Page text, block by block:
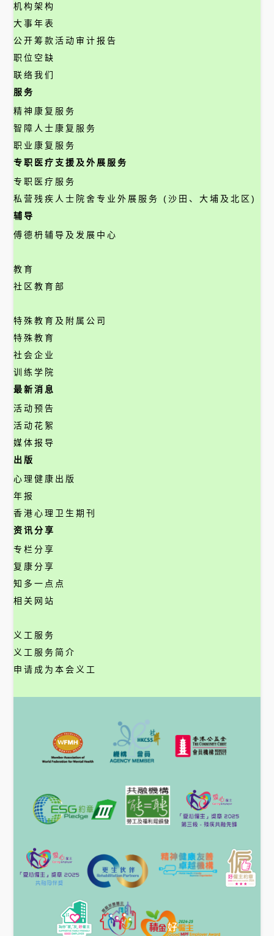
机构架构
大事年表
公开筹款活动审计报告
职位空缺
联络我们
服务
精神康复服务
智障人士康复服务
职业康复服务
专职医疗支援及外展服务
专职医疗服务
私营残疾人士院舍专业外展服务 (沙田、大埔及北区)
辅导
傅德枬辅导及发展中心
教育
社区教育部
特殊教育及附属公司
特殊教育
社会企业
训练学院
最新消息
活动预告
活动花絮
媒体报导
出版
心理健康出版
年报
香港心理卫生期刊
资讯分享
专栏分享
复康分享
知多一点点
相关网站
义工服务
义工服务简介
申请成为本会义工